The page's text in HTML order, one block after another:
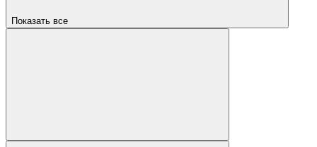
Показать все